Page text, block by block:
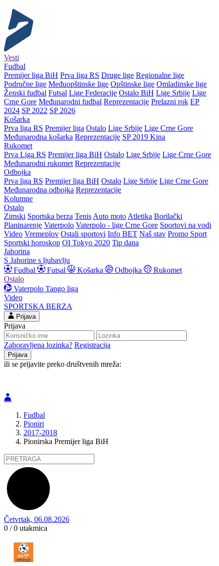
Vesti
Fudbal
Premijer liga BiH Prva liga RS Druge lige Regionalne lige
Područne lige Međuopštinske lige Opštinske lige Omladinske lige
Ženski fudbal Futsal Lige Federacije Ostalo BiH Lige Srbije Lige
Crne Gore Međunarodni fudbal Reprezentacije Prelazni rok EP
2024 SP 2022 SP 2026
Košarka
Prva liga RS Premijer liga Ostalo Lige Srbije Lige Crne Gore
Međunarodna košarka Reprezentacije SP 2019 Kina
Rukomet
Prva Liga RS Premijer liga BiH Ostalo Lige Srbije Lige Crne Gore
Međunarodni rukomet Reprezentacije
Odbojka
Prva liga RS Premijer liga BiH Ostalo Lige Srbije Lige Crne Gore
Međunarodna odbojka Reprezentacije
Kolumne
Ostalo
Zimski Sportska berza Tenis Auto moto Atletika Borilački
Planinarenje Vaterpolo Vaterpolo - lige Crne Gore Sportovi na vodi
Video Vremeplov Ostali sportovi Info BET Naš stav Promo Sport
Sportski horoskop OI Tokyo 2020 Tip dana
Jahorina
S Jahorine s ljubavlju
Fudbal
Futsal Košarka Odbojka
Rukomet
Ostalo
Vaterpolo Tango liga
Video
SPORTSKA BERZA
Prijava
Prijava
Zaboravljena lozinka? Registracija
ili se prijavite preko društvenih mreža:
Fudbal
Pioniri
2017-2018
Pionirska Premijer liga BiH
Četvrtak, 06.08.2026
0 / 0 utakmica